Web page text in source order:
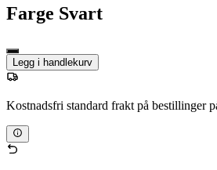
Farge Svart
Legg i handlekurv
Kostnadsfri standard frakt på bestillinger